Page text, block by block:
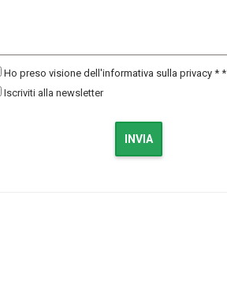
Ho preso visione dell'informativa sulla privacy **
Iscriviti alla newsletter
INVIA